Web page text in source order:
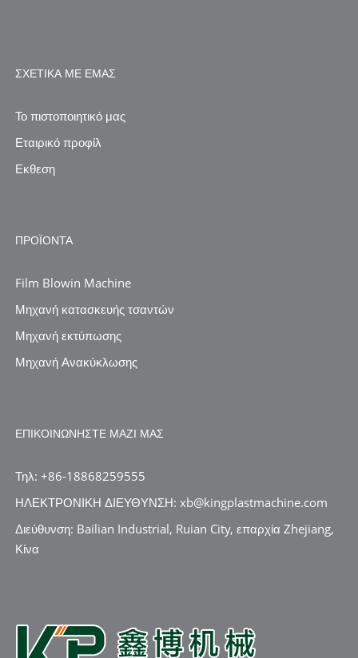
ΣΧΕΤΙΚΆ ΜΕ ΕΜΆΣ
Το πιστοποιητικό μας
Εταιρικό προφίλ
Εκθεση
ΠΡΟΪΌΝΤΑ
Film Blowin Machine
Μηχανή κατασκευής τσαντών
Μηχανή εκτύπωσης
Μηχανή Ανακύκλωσης
ΕΠΙΚΟΙΝΩΝΉΣΤΕ ΜΑΖΊ ΜΑΣ
Τηλ: +86-18868259555
ΗΛΕΚΤΡΟΝΙΚΗ ΔΙΕΥΘΥΝΣΗ: xb@kingplastmachine.com
Διεύθυνση: Bailian Industrial, Ruian City, επαρχία Zhejiang,
Κίνα